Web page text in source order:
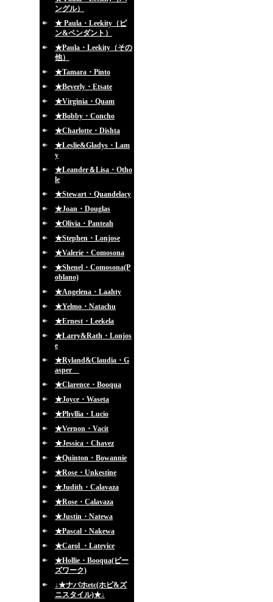
ングル）
★ Paula・Leekity（ピ
ン&ペンダント）
★Paula・Leekity（その
他）
★Tamara・Pinto
★Beverly・Etsate
★Virginia・Quam
★Bobby・Concho
★Charlotte・Dishta
★Leslie&Gladys・Lam
y
★Leander＆Lisa・Otho
le
★Stewart・Quandelacy
★Joan・Douglas
★Olivia・Panteah
★Stephen・Lonjose
★Valerie・Comosona
★Shenel・Comosona(P
oblano)
★Angelena・Laahty
★Yelmo・Natachu
★Ernest・Leekela
★Larry&Rath・Lonjos
e
★Ryland&Claudia・G
asper
★Clarence・Booqua
★Joyce・Waseta
★Phyllia・Lucio
★Vernon・Vacit
★Jessica・Chavez
★Quinton・Bowannie
★Rose・Unkestine
★Judith・Calavaza
★Rose・Calavaza
★Justin・Natewa
★Pascal・Nakewa
★Carol ・Lateyice
★Hollie・Booqua(ビー
ズワーク)
↓★ナバホetc(ホピ&ズ
ニスタイル)★↓